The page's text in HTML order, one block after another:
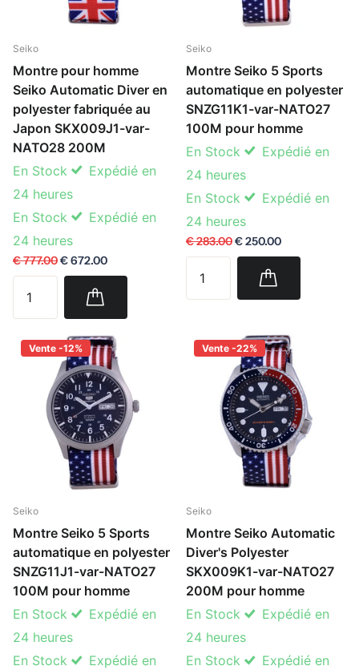
Seiko
Montre pour homme
Seiko Automatic Diver en
polyester fabriquée au
Japon SKX009J1-var-
NATO28 200M
En Stock
Expédié en
24 heures
En Stock
Expédié en
24 heures
€ 777.00€ 672.00
Seiko
Montre Seiko 5 Sports
automatique en polyester
SNZG11K1-var-NATO27
100M pour homme
En Stock
Expédié en
24 heures
En Stock
Expédié en
24 heures
€ 283.00€ 250.00
Vente -12%
Seiko
Montre Seiko 5 Sports
automatique en polyester
SNZG11J1-var-NATO27
100M pour homme
En Stock
Expédié en
24 heures
En Stock
Expédié en
Vente -22%
Seiko
Montre Seiko Automatic
Diver's Polyester
SKX009K1-var-NATO27
200M pour homme
En Stock
Expédié en
24 heures
En Stock
Expédié en